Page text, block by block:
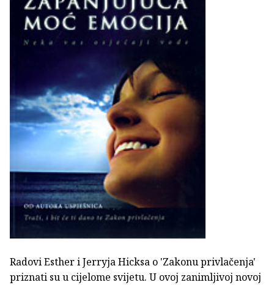
Radovi Esther i Jerryja Hicksa o 'Zakonu privlačenja'
priznati su u cijelome svijetu. U ovoj zanimljivoj novoj